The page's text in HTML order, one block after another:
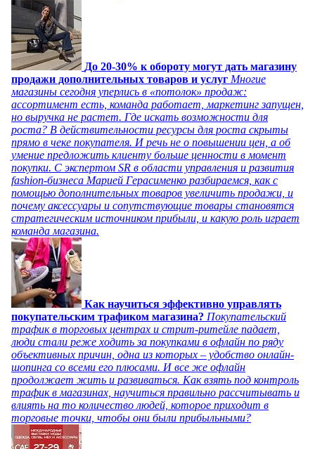
До 20-30% к обороту могут дать магазину
продажи дополнительных товаров и услуг Многие
магазины сегодня уперлись в «потолок» продаж:
ассортимент есть, команда работает, маркетинг запущен,
но выручка не растет. Где искать возможности для
роста? В действительности ресурсы для роста скрыты
прямо в чеке покупателя. И речь не о повышении цен, а об
умение предложить клиенту больше ценности в момент
покупки. С экспертом SR в области управления и развития
fashion-бизнеса Марией Герасименко разбираемся, как с
помощью дополнительных товаров увеличить продажи, и
почему аксессуары и сопутствующие товары становятся
стратегическим источником прибыли, и какую роль играет
команда магазина.
Как научиться эффективно управлять
покупательским трафиком магазина? Покупательский
трафик в торговых центрах и стрит-ритейле падает,
люди стали реже ходить за покупками в офлайн по ряду
объективных причин, одна из которых – удобство онлайн-
шопинга со всеми его плюсами. И все же офлайн
продолжает жить и развиваться. Как взять под контроль
трафик в магазинах, научиться правильно рассчитывать и
влиять на то количество людей, которое приходит в
торговые точки, чтобы они были прибыльными?